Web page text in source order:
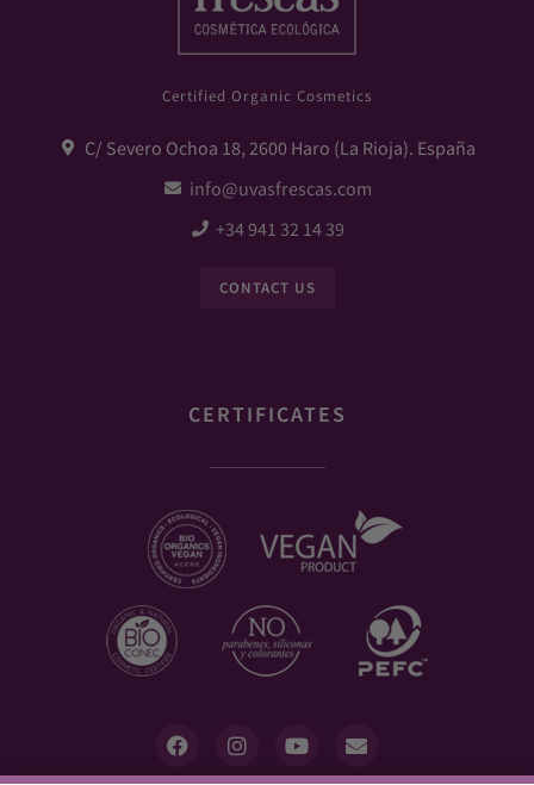
Certified Organic Cosmetics
C/ Severo Ochoa 18, 2600 Haro (La Rioja). España
info@uvasfrescas.com
+34 941 32 14 39
CONTACT US
CERTIFICATES